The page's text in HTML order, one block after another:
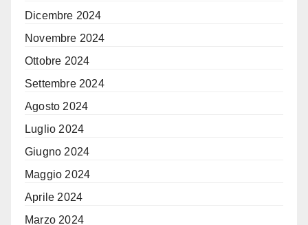
Dicembre 2024
Novembre 2024
Ottobre 2024
Settembre 2024
Agosto 2024
Luglio 2024
Giugno 2024
Maggio 2024
Aprile 2024
Marzo 2024